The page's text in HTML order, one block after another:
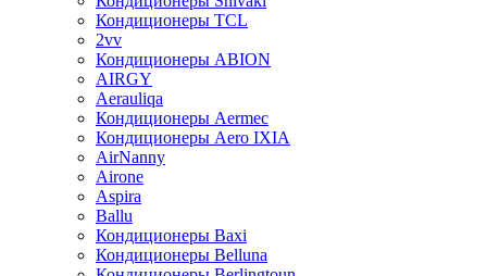
Кондиционеры TCL
2vv
Кондиционеры ABION
AIRGY
Aerauliqa
Кондиционеры Aermec
Кондиционеры Aero IXIA
AirNanny
Airone
Aspira
Ballu
Кондиционеры Baxi
Кондиционеры Belluna